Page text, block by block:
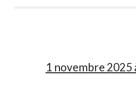
1 novembre 2025